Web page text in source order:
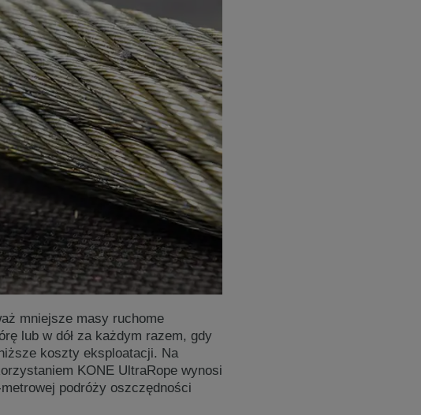
mniejsze masy ruchome
lub w dół za każdym razem, gdy
koszty eksploatacji. Na
KONE UltraRope wynosi
podróży oszczędności